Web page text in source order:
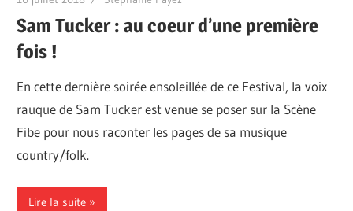
Sam Tucker : au coeur d’une première
fois !
En cette dernière soirée ensoleillée de ce Festival, la voix
rauque de Sam Tucker est venue se poser sur la Scène
Fibe pour nous raconter les pages de sa musique
country/folk.
Lire la suite